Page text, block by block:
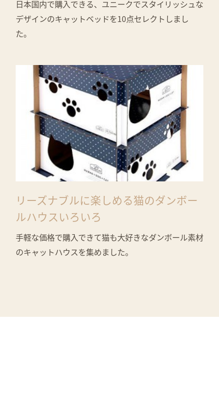
日本国内で購入できる、ユニークでスタイリッシュな
デザインのキャットベッドを10点セレクトしまし
た。
リーズナブルに楽しめる猫のダンボー
ルハウスいろいろ
手軽な価格で購入できて猫も大好きなダンボール素材
のキャットハウスを集めました。